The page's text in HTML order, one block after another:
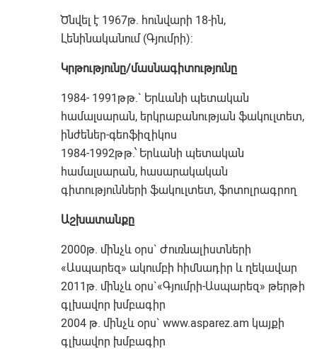
Ծնվել է 1967թ. հունվարի 18-ին,
Լենինականում (Գյումրի):
Կրթությունը/մասնագիտությունը
1984- 1991թթ.` Երևանի պետական
համալսարան, երկրաբանության ֆակուլտետ,
ինժեներ-գեոֆիզիկոս
1984-1992թթ.՝ Երևանի պետական
համալսարան, հասարակական
գիտությունների ֆակուլտետ, ֆոտոլրագրող
Աշխատանքը
2000թ. մինչև օրս` Ժուռնալիստների
«Ասպարեզ» ակումբի հիմնադիր և ղեկավար
2011թ. մինչև օրս`«Գյումրի-Ասպարեզ» թերթի
գլխավոր խմբագիր
2004 թ. մինչև օրս` www.asparez.am կայքի
գլխավոր խմբագիր